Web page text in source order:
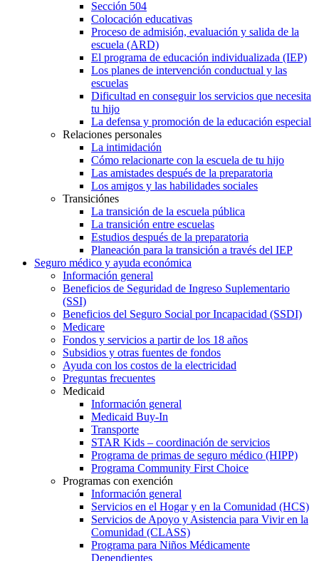
Sección 504
Colocación educativas
Proceso de admisión, evaluación y salida de la
escuela (ARD)
El programa de educación individualizada (IEP)
Los planes de intervención conductual y las
escuelas
Dificultad en conseguir los servicios que necesita
tu hijo
La defensa y promoción de la educación especial
Relaciones personales
La intimidación
Cómo relacionarte con la escuela de tu hijo
Las amistades después de la preparatoria
Los amigos y las habilidades sociales
Transiciónes
La transición de la escuela pública
La transición entre escuelas
Estudios después de la preparatoria
Planeación para la transición a través del IEP
Seguro médico y ayuda económica
Información general
Beneficios de Seguridad de Ingreso Suplementario
(SSI)
Beneficios del Seguro Social por Incapacidad (SSDI)
Medicare
Fondos y servicios a partir de los 18 años
Subsidios y otras fuentes de fondos
Ayuda con los costos de la electricidad
Preguntas frecuentes
Medicaid
Información general
Medicaid Buy-In
Transporte
STAR Kids – coordinación de servicios
Programa de primas de seguro médico (HIPP)
Programa Community First Choice
Programas con exención
Información general
Servicios en el Hogar y en la Comunidad (HCS)
Servicios de Apoyo y Asistencia para Vivir en la
Comunidad (CLASS)
Programa para Niños Médicamente
Dependientes